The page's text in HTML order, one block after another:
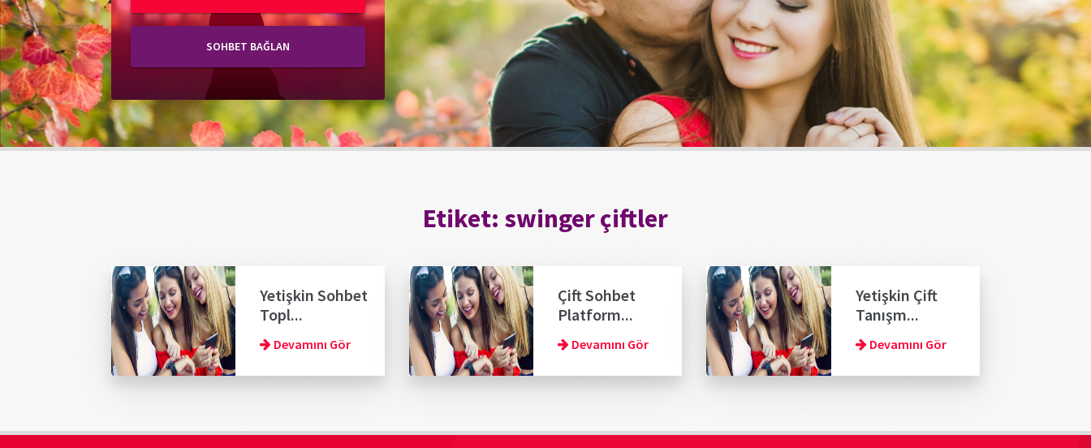
SOHBET BAĞLAN
Etiket: swinger çiftler
Yetişkin Sohbet
Topl...
Devamını Gör
Çift Sohbet
Platform...
Devamını Gör
Yetişkin Çift
Tanışm...
Devamını Gör